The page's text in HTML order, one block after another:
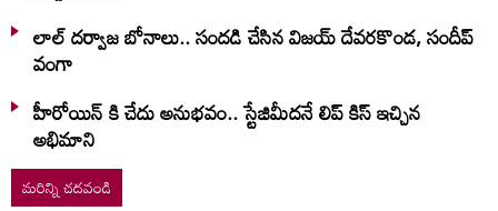
లాల్ ద‌ర్వాజ‌ బోనాలు.. సంద‌డి చేసిన విజ‌య్ దేవ‌ర‌కొండ‌, సందీప్
వంగా
హీరోయిన్ కి చేదు అనుభవం.. స్టేజిమీదనే లిప్ కిస్ ఇచ్చిన
అభిమాని
మరిన్ని చదవండి